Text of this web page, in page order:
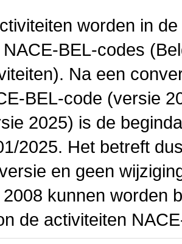
worden in
BEL-codes
Na een
BEL-code (versie
2025) is de
2025. Het betreft
en geen
kunnen worden
de activiteiten